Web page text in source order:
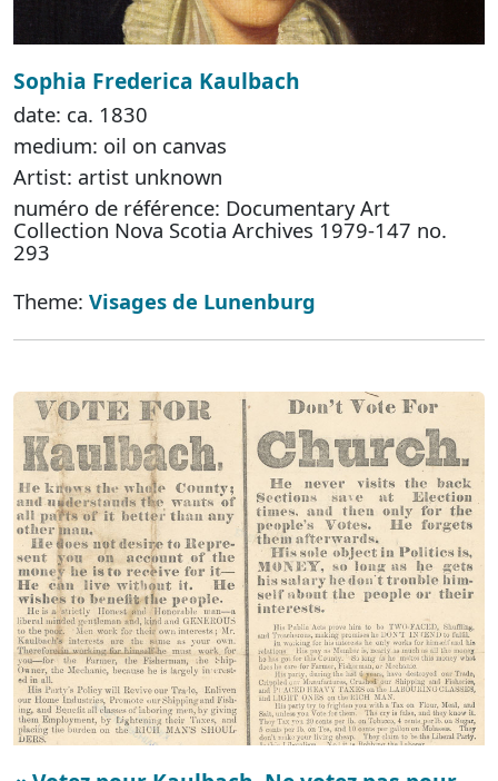
Sophia Frederica Kaulbach
date: ca. 1830
medium: oil on canvas
Artist: artist unknown
numéro de référence: Documentary Art
Collection Nova Scotia Archives 1979-147 no.
293
Theme: Visages de Lunenburg